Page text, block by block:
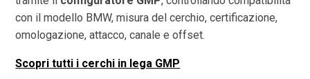
con il modello BMW, misura del cerchio, certificazione,
omologazione, attacco, canale e offset.
Scopri tutti i cerchi in lega GMP